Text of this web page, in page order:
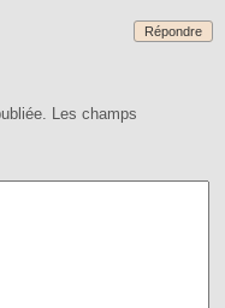
Répondre
Les champs